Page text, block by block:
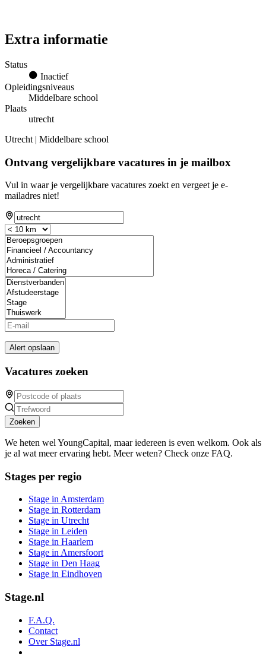
Extra informatie
Status
Inactief
Opleidingsniveaus
Middelbare school
Plaats
utrecht
Utrecht | Middelbare school
Ontvang vergelijkbare vacatures in je mailbox
Vul in waar je vergelijkbare vacatures zoekt en vergeet je e-
mailadres niet!
Alert opslaan
Vacatures zoeken
Zoeken
We heten wel YoungCapital, maar iedereen is even welkom. Ook als
je al wat meer ervaring hebt. Meer weten? Check onze FAQ.
Stages per regio
Stage in Amsterdam
Stage in Rotterdam
Stage in Utrecht
Stage in Leiden
Stage in Haarlem
Stage in Amersfoort
Stage in Den Haag
Stage in Eindhoven
Stage.nl
F.A.Q.
Contact
Over Stage.nl